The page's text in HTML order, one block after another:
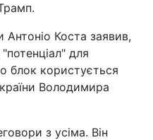
Антоніо Коста заявив,
для
блок користується
Володимира
з усіма. Він